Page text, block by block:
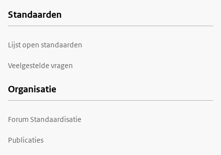
Voet
Standaarden
Lijst open standaarden
Veelgestelde vragen
Organisatie
Forum Standaardisatie
Publicaties